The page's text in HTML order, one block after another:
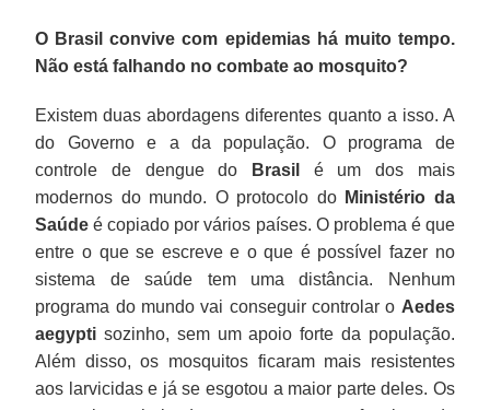
O Brasil convive com epidemias há muito tempo.
Não está falhando no combate ao mosquito?
Existem duas abordagens diferentes quanto a isso. A
do Governo e a da população. O programa de
controle de dengue do
Brasil
é um dos mais
modernos do mundo. O protocolo do Ministério da
Saúde é copiado por vários países. O problema é que
entre o que se escreve e o que é possível fazer no
sistema de saúde tem uma distância. Nenhum
programa do mundo vai conseguir controlar o Aedes
aegypti sozinho, sem um apoio forte da população.
Além disso, os mosquitos ficaram mais resistentes
aos larvicidas e já se esgotou a maior parte deles. Os